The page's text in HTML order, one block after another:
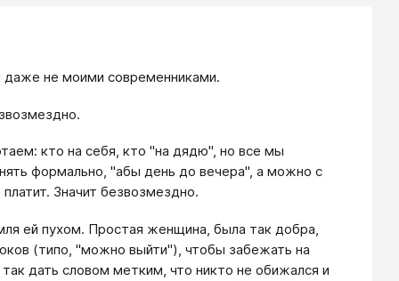
не моими современниками.
кто на себя, кто "на дядю", но все мы
формально, "абы день до вечера", а можно с
Значит безвозмездно.
ей пухом. Простая женщина, была так добра,
(типо, "можно выйти"), чтобы забежать на
дать словом метким, что никто не обижался и